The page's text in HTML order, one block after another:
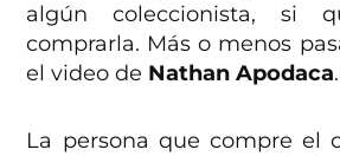
algún coleccionista, si
comprarla. Más o menos
el video de Nathan Apodaca.
La persona que compre el